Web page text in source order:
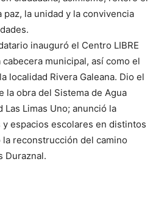
la unidad y la convivencia
inauguró el Centro LIBRE
municipal, así como el
localidad Rivera Galeana. Dio el
la obra del Sistema de Agua
Las Limas Uno; anunció la
espacios escolares en distintos
reconstrucción del camino
Duraznal.